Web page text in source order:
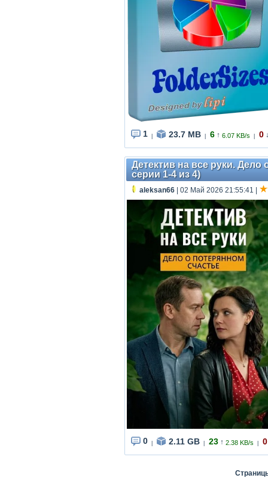
1 23.7 MB 6 ↑ 6.07 KB/s 0
Детектив на все руки. Дело
серии 1-4 из 4)
aleksan66 | 02 Май 2026 21:55:41
0 2.11 GB 23 ↑ 2.38 KB/s 0